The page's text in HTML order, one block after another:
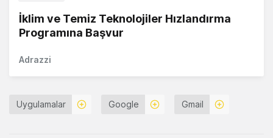
İklim ve Temiz Teknolojiler Hızlandırma
Programına Başvur
Adrazzi
Uygulamalar Google Gmail